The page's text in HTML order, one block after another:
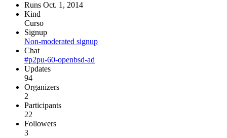
Runs Oct. 1, 2014
Kind
Curso
Signup
Non-moderated signup
Chat
#p2pu-60-openbsd-ad
Updates
94
Organizers
2
Participants
22
Followers
3